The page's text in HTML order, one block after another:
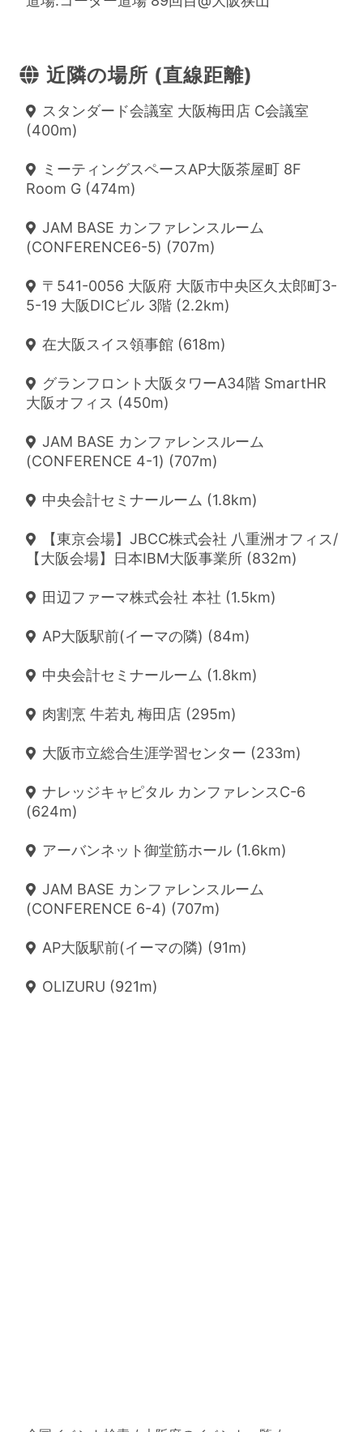
近隣の場所 (直線距離)
スタンダード会議室 大阪梅田店 C会議室
(400m)
ミーティングスペースAP大阪茶屋町 8F
Room G (474m)
JAM BASE カンファレンスルーム
(CONFERENCE6-5) (707m)
〒541-0056 大阪府 大阪市中央区久太郎町3-
5-19 大阪DICビル 3階 (2.2km)
在大阪スイス領事館 (618m)
グランフロント大阪タワーA34階 SmartHR
大阪オフィス (450m)
JAM BASE カンファレンスルーム
(CONFERENCE 4-1) (707m)
中央会計セミナールーム (1.8km)
【東京会場】JBCC株式会社 八重洲オフィス/
【大阪会場】日本IBM大阪事業所 (832m)
田辺ファーマ株式会社 本社 (1.5km)
AP大阪駅前(イーマの隣) (84m)
中央会計セミナールーム (1.8km)
肉割烹 牛若丸 梅田店 (295m)
大阪市立総合生涯学習センター (233m)
ナレッジキャピタル カンファレンスC-6
(624m)
アーバンネット御堂筋ホール (1.6km)
JAM BASE カンファレンスルーム
(CONFERENCE 6-4) (707m)
AP大阪駅前(イーマの隣) (91m)
OLIZURU (921m)